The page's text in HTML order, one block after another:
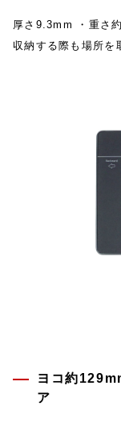
厚さ9.3mm ・重さ
収納する際も場所を
ヨコ約
ア